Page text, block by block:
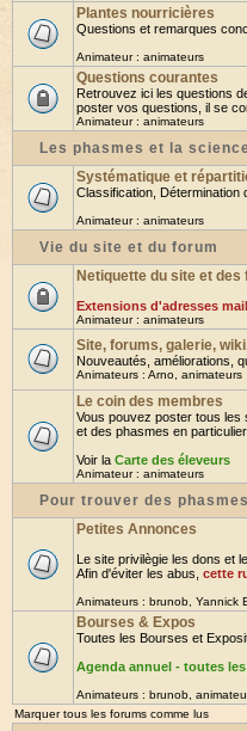
Plantes nourricières
Questions et remarques
Animateur : animateurs
Questions courantes
Retrouvez ici les questions
poster vos questions, il se
Animateur : animateurs
Les phasmes et la
Systématique et
Classification, Détermination
Animateur : animateurs
Vie du site et du forum
Netiquette du site et des
Extensions d'adresses
Animateur : animateurs
Site, forums, galerie,
Nouveautés, améliorations,
Animateurs : Arno animateurs
Le coin des membres
Vous pouvez poster tous les
et des phasmes en
Voir la Carte des éleveurs
Animateur : animateurs
Pour trouver des phasmes
Petites Annonces
Le site privilègie les dons et
Afin d'éviter les abus, cette
Animateurs : brunob Yannick
Bourses & Expos
Toutes les Bourses et
Agenda annuel - toutes
Animateurs : brunob
Marquer tous les forums comme lus